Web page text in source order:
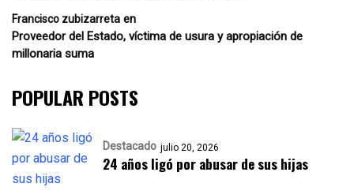
Francisco zubizarreta en
Proveedor del Estado, víctima de usura y apropiación de
millonaria suma
POPULAR POSTS
Destacado julio 20, 2026
24 años ligó por abusar de sus hijas